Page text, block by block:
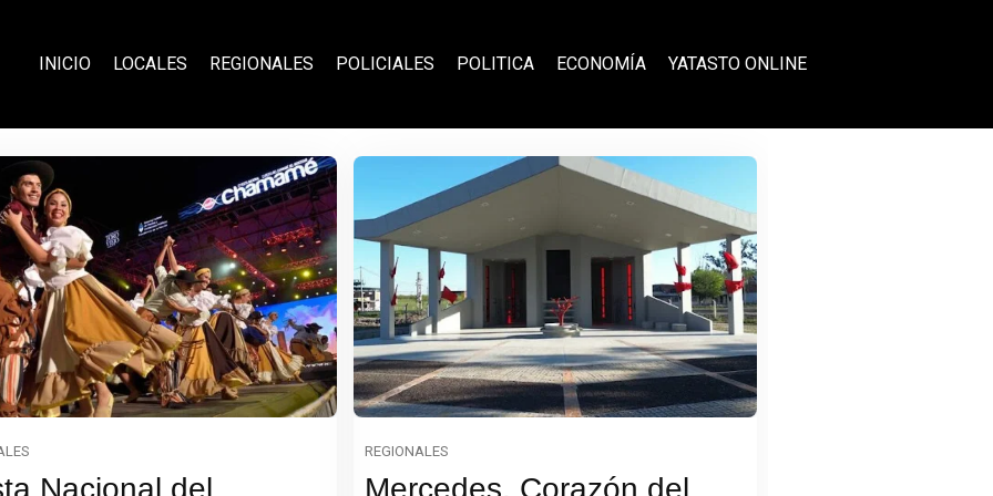
INICIO LOCALES REGIONALES POLICIALES POLITICA ECONOMÍA YATASTO ONLINE
REGIONALES